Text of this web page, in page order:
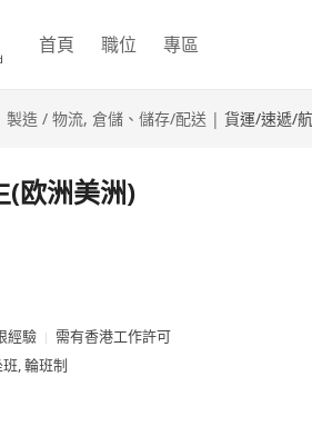
首頁 職位 專區
製造 / 物流, 倉儲、儲存/配送 | 貨運/速遞/
(欧洲美洲)
經驗
需有香港工作許可
, 輪班制